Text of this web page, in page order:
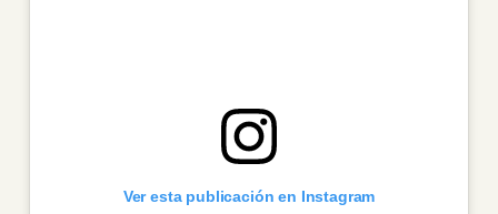
Ver esta publicación en Instagram